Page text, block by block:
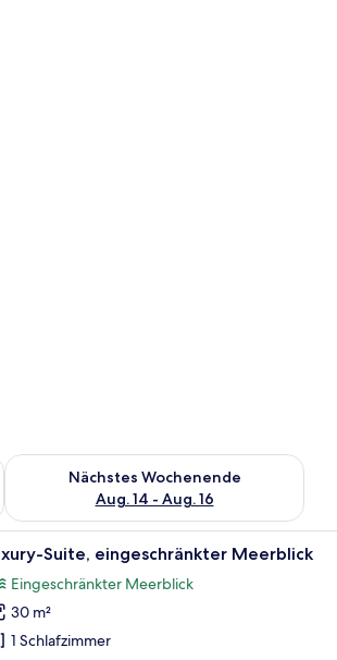
Aug. 7 - Aug. 9.
Nächstes Wochenende
Aug. 14 - Aug. 16
Überprüfe die Verfügbarkeit für nächstes
mit Bett, Nachttisch und einer Wanddekoration
Ein ordentlich
12 Suite, eingeschränkter Meerblick
Eingeschränkter Meerblick
30 m²
1 Schlafzimmer